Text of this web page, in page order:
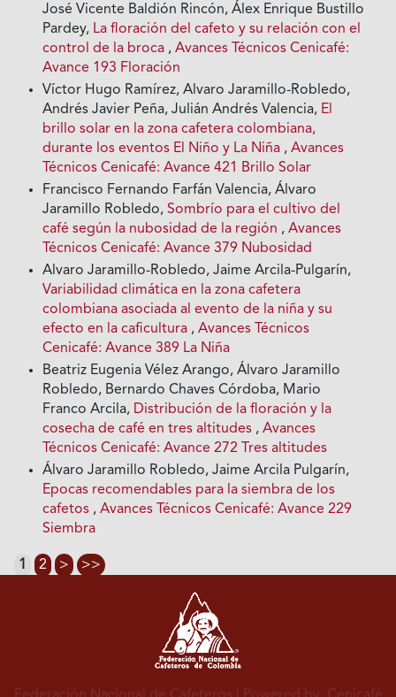
José Vicente Baldión Rincón, Álex Enrique Bustillo
Pardey, La floración del cafeto y su relación con el
control de la broca ,Avances Técnicos Cenicafé:
Avance 193 Floración
Víctor Hugo Ramírez, Alvaro Jaramillo-Robledo,
Andrés Javier Peña, Julián Andrés Valencia, El
brillo solar en la zona cafetera colombiana,
durante los eventos El Niño y La Niña ,Avances
Técnicos Cenicafé: Avance 421 Brillo Solar
Francisco Fernando Farfán Valencia, Álvaro
Jaramillo Robledo,Sombrío para el cultivo del
café según la nubosidad de la región ,Avances
Técnicos Cenicafé: Avance 379 Nubosidad
Alvaro Jaramillo-Robledo, Jaime Arcila-Pulgarín,
Variabilidad climática en la zona cafetera
colombiana asociada al evento de la niña y su
efecto en la caficultura ,Avances Técnicos
Cenicafé: Avance 389 La Niña
Beatriz Eugenia Vélez Arango, Álvaro Jaramillo
Robledo, Bernardo Chaves Córdoba, Mario
Franco Arcila, Distribución de la floración y la
cosecha de café en tres altitudes ,Avances
Técnicos Cenicafé: Avance 272 Tres altitudes
Álvaro Jaramillo Robledo, Jaime Arcila Pulgarín,
Epocas recomendables para la siembra de los
cafetos ,Avances Técnicos Cenicafé: Avance 229
Siembra
1 2 > >>